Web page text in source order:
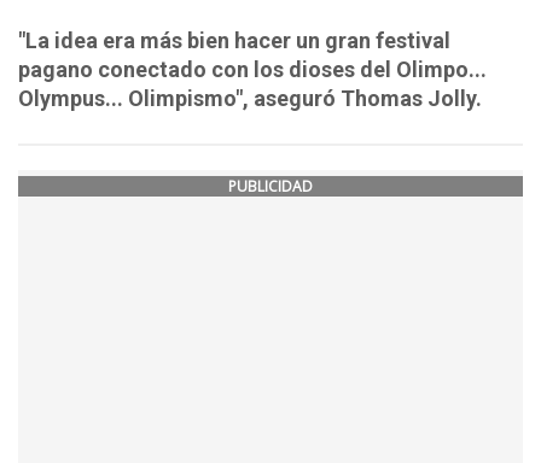
"La idea era más bien hacer un gran festival
pagano conectado con los dioses del Olimpo...
Olympus... Olimpismo", aseguró Thomas Jolly.
PUBLICIDAD